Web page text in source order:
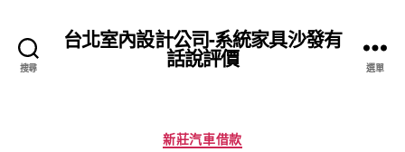
搜尋
台北室內設計公司-系統家具沙發有
話說評價 選單
分
新莊汽車借款